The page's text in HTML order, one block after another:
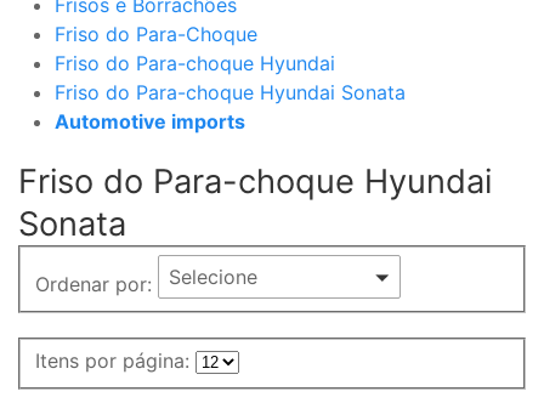
Frisos e Borrachões
Friso do Para-Choque
Friso do Para-choque Hyundai
Friso do Para-choque Hyundai Sonata
Automotive imports
Friso do Para-choque Hyundai
Sonata
Ordenar por: Selecione
Itens por página: